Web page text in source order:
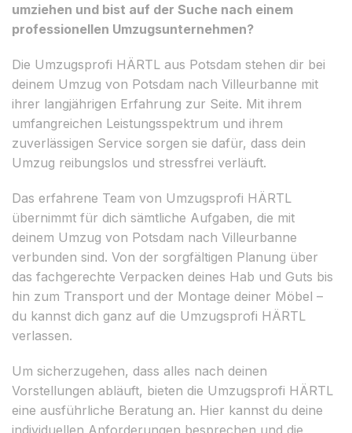
umziehen und bist auf der Suche nach einem
professionellen Umzugsunternehmen?
Die Umzugsprofi HÄRTL aus Potsdam stehen dir bei
deinem Umzug von Potsdam nach Villeurbanne mit
ihrer langjährigen Erfahrung zur Seite. Mit ihrem
umfangreichen Leistungsspektrum und ihrem
zuverlässigen Service sorgen sie dafür, dass dein
Umzug reibungslos und stressfrei verläuft.
Das erfahrene Team von Umzugsprofi HÄRTL
übernimmt für dich sämtliche Aufgaben, die mit
deinem Umzug von Potsdam nach Villeurbanne
verbunden sind. Von der sorgfältigen Planung über
das fachgerechte Verpacken deines Hab und Guts bis
hin zum Transport und der Montage deiner Möbel –
du kannst dich ganz auf die Umzugsprofi HÄRTL
verlassen.
Um sicherzugehen, dass alles nach deinen
Vorstellungen abläuft, bieten die Umzugsprofi HÄRTL
eine ausführliche Beratung an. Hier kannst du deine
individuellen Anforderungen besprechen und die